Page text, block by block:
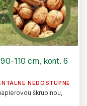
110 cm, kont. 6
NEDOSTUPNÉ
škrupinou,